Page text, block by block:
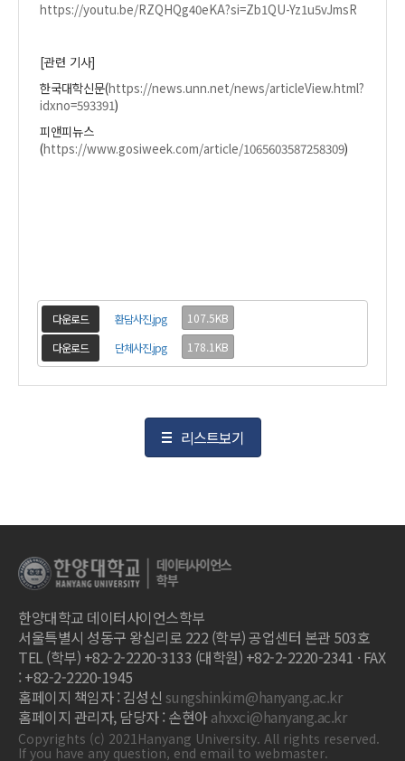
https://youtu.be/RZQHQg40eKA?si=Zb1QU-Yz1u5vJmsR
[관련 기사]
한국대학신문(https://news.unn.net/news/articleView.html?
idxno=593391)
피앤피뉴스
(https://www.gosiweek.com/article/1065603587258309)
다운로드 환담사진.jpg
107.5KB
다운로드
단체사진.jpg 178.1KB
리스트보기
한양대학교 데이터사이언스학부
서울특별시 성동구 왕십리로 222 (학부) 공업센터 본관 503호
TEL (학부) +82-2-2220-3133 (대학원) +82-2-2220-2341 · FAX
: +82-2-2220-1945
홈페이지 책임자 : 김성신 sungshinkim@hanyang.ac.kr
홈페이지 관리자, 담당자 : 손현아ahxxci@hanyang.ac.kr
Copyrights (c) 2021Hanyang University. All rights reserved.
If you have any question, end email to webmaster.